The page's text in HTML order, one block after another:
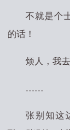
不就是个
的话！
烦人，我
……
张别知这